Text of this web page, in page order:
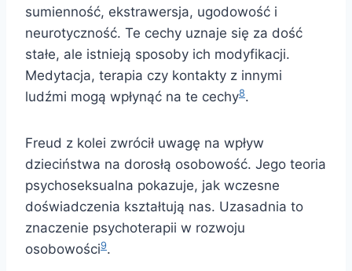
sumienność, ekstrawersja, ugodowość i
neurotyczność. Te cechy uznaje się za dość
stałe, ale istnieją sposoby ich modyfikacji.
Medytacja, terapia czy kontakty z innymi
ludźmi mogą wpłynąć na te cechy8.
Freud z kolei zwrócił uwagę na wpływ
dzieciństwa na dorosłą osobowość. Jego teoria
psychoseksualna pokazuje, jak wczesne
doświadczenia kształtują nas. Uzasadnia to
znaczenie psychoterapii w rozwoju
osobowości9.